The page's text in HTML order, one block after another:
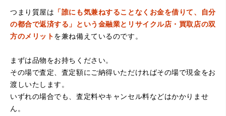
（京都府亀岡市）他店舗にも行きましたが、対応の方があ
まりお売りしたくないと思ったので、やめました。こちら
は電話対応からも誠実な印象でしたので、こちらでお売り
しようと思っておりました。この度はありがとうございま
す。
つまり質屋は 「誰にも気兼ねすることなくお金を借りて、自分
の都合で返済する」という金融業とリサイクル店・買取店の双
方のメリットを兼ね備えているのです。
まずは品物をお持ちください。
その場で査定、査定額にご納得いただければその場で現金をお
渡しいたします。
いずれの場合でも、査定料やキャンセル料などはかかりませ
ん。